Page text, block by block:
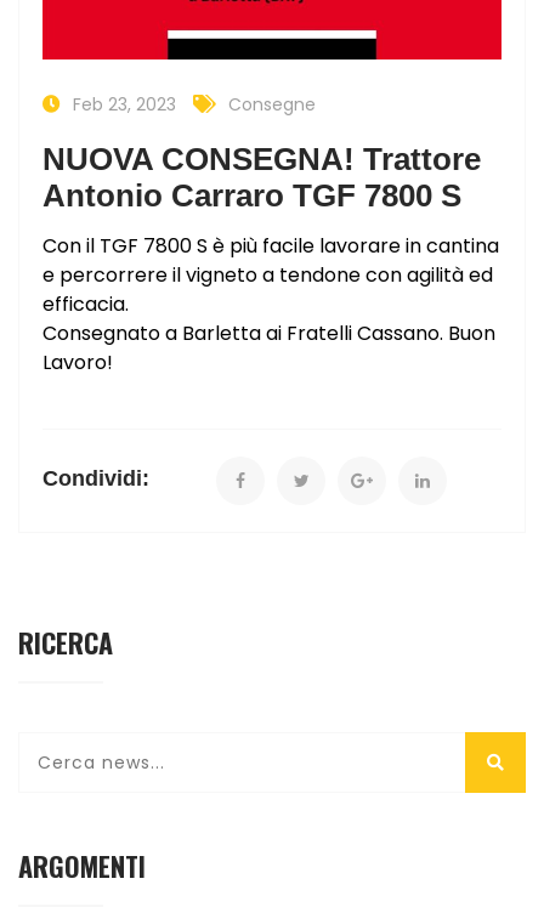
Feb 23, 2023 Consegne
NUOVA CONSEGNA! Trattore
Antonio Carraro TGF 7800 S
Con il TGF 7800 S è più facile lavorare in cantina
e percorrere il vigneto a tendone con agilità ed
efficacia.
Consegnato a Barletta ai Fratelli Cassano. Buon
Lavoro!
Condividi:
RICERCA
ARGOMENTI